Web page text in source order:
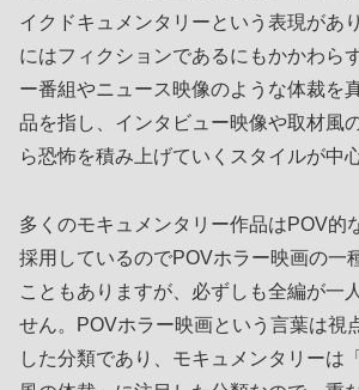
イクドキュメンタリーという表現があ
にはフィクションであるにもかかわら
ー番組やニュース映像のような体裁を
品を指し、インタビュー映像や取材風
ら恐怖を積み上げていくスタイルが中
多くのモキュメンタリー作品はPOV的
採用しているのでPOVホラー映画の一
こともありますが、必ずしも全編が一
せん。POVホラー映画という言葉は視
した分類であり、モキュメンタリーは